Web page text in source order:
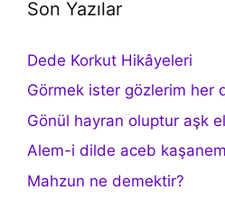
Son Yazılar
Dede Korkut Hikâyeleri
Görmek ister gözlerim her
Gönül hayran oluptur aşk
Alem-i dilde aceb
Mahzun ne demektir?